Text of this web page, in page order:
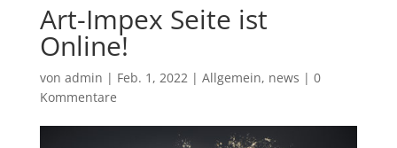
Art-Impex Seite ist
Online!
von admin | Feb. 1, 2022| Allgemein, news | 0
Kommentare